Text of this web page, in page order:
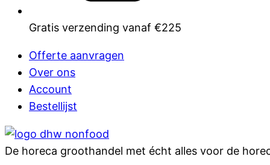
Gratis verzending vanaf €225
Offerte aanvragen
Over ons
Account
Bestellijst
De horeca groothandel met écht alles voor de